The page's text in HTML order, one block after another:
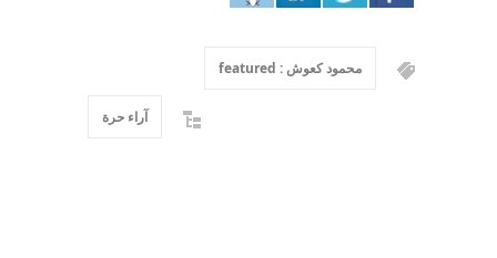
محمود كعوش : featured
آراء حرة